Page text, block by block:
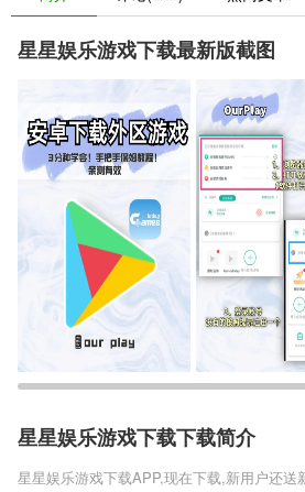
星星娱乐游戏下载最新版截图
星星娱乐游戏下载下载简介
星星娱乐游戏下载APP,现在下载,新用户还送